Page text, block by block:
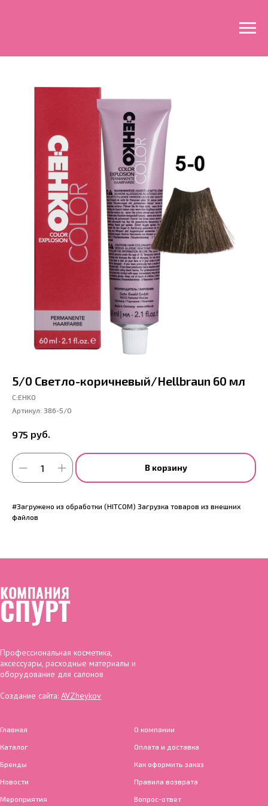
5/0 Светло-коричневый/Hеllbraun 60 мл
С:EHKO
Артикул: 386-5/0
975 руб.
В корзину
#Загружено из обработки (HITCOM) Загрузка товаров из внешних
файлов
Профессиональная косметика,
аксессуары, расходные материалы и
оборудование для салонов
Создание сайта: AVZheykov
Главная
Каталог
Бренды
Новости
Мероприятия
О компании
Оплата и доставка
Как оформить заказ
Правила возврата
Вопрос-ответ